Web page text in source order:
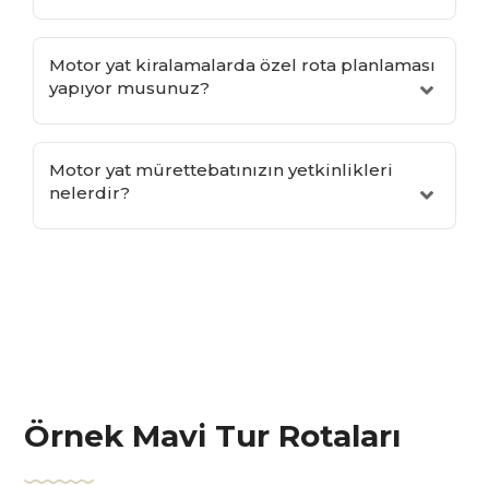
Motor yat kiralamalarda özel rota planlaması
yapıyor musunuz?
Motor yat mürettebatınızın yetkinlikleri
nelerdir?
Örnek Mavi Tur Rotaları